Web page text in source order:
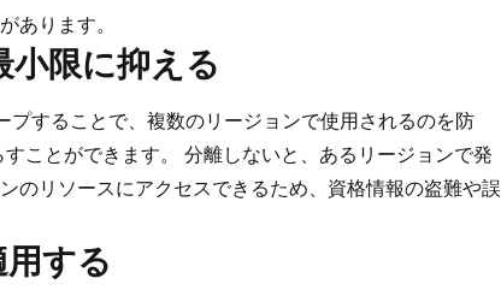
あります。
限に抑える
することで、複数のリージョンで使用されるのを防
ことができます。 分離しないと、あるリージョンで発
のリソースにアクセスできるため、資格情報の盗難や誤
する